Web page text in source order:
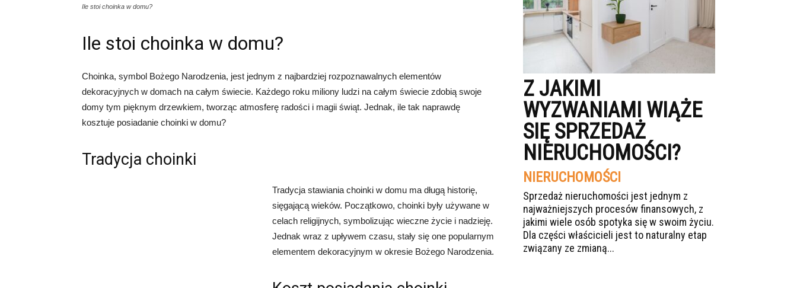
Ile stoi choinka w domu?
Ile stoi choinka w domu?
Choinka, symbol Bożego Narodzenia, jest jednym z najbardziej rozpoznawalnych elementów
dekoracyjnych w domach na całym świecie. Każdego roku miliony ludzi na całym świecie zdobią swoje
domy tym pięknym drzewkiem, tworząc atmosferę radości i magii świąt. Jednak, ile tak naprawdę
kosztuje posiadanie choinki w domu?
Tradycja choinki
Tradycja stawiania choinki w domu ma długą historię,
sięgającą wieków. Początkowo, choinki były używane w
celach religijnych, symbolizując wieczne życie i nadzieję.
Jednak wraz z upływem czasu, stały się one popularnym
elementem dekoracyjnym w okresie Bożego Narodzenia.
Z JAKIMI
WYZWANIAMI WIĄŻE
SIĘ SPRZEDAŻ
NIERUCHOMOŚCI?
NIERUCHOMOŚCI
Sprzedaż nieruchomości jest jednym z
najważniejszych procesów finansowych, z
jakimi wiele osób spotyka się w swoim życiu.
Dla części właścicieli jest to naturalny etap
związany ze zmianą...